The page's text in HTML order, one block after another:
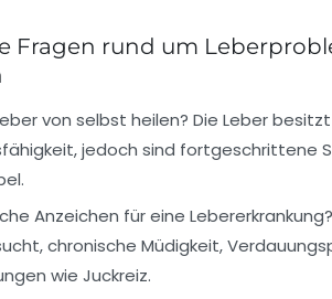
Fragen rund um
von selbst heilen? Die Leber
jedoch sind fortgeschrittene
Anzeichen für eine Lebererkrankung?
chronische Müdigkeit,
wie Juckreiz.